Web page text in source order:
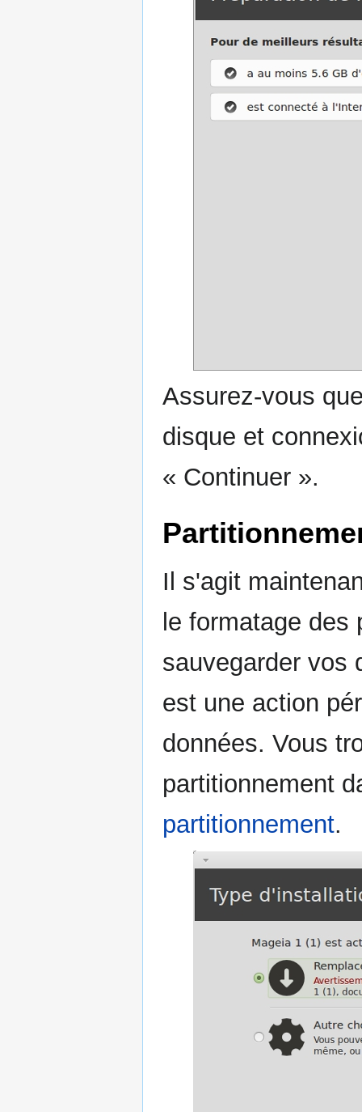
Assurez-vous
disque et
« Continuer ».
Il s'agit
le formatage
sauvegarder vos
est une action
données. Vous
partitionnement
partitionnement.